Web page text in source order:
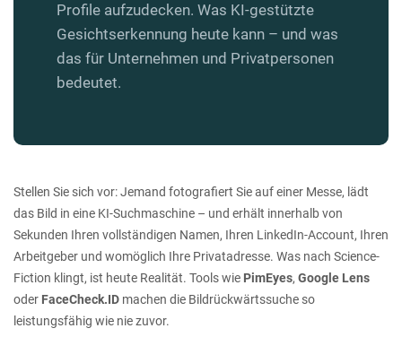
Profile aufzudecken. Was KI-gestützte
Gesichtserkennung heute kann – und was
das für Unternehmen und Privatpersonen
bedeutet.
Stellen Sie sich vor: Jemand fotografiert Sie auf einer Messe, lädt
das Bild in eine KI-Suchmaschine – und erhält innerhalb von
Sekunden Ihren vollständigen Namen, Ihren LinkedIn-Account, Ihren
Arbeitgeber und womöglich Ihre Privatadresse. Was nach Science-
Fiction klingt, ist heute Realität. Tools wie PimEyes, Google Lens
oder FaceCheck.ID machen die Bildrückwärtssuche so
leistungsfähig wie nie zuvor.